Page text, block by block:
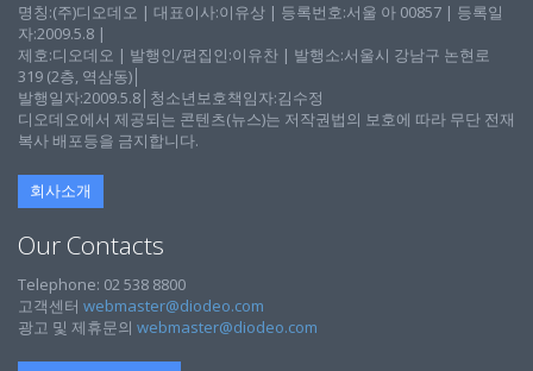
명칭:(주)디오데오 | 대표이사:이유상 | 등록번호:서울 아 00857 | 등록일
자:2009.5.8 |
제호:디오데오 | 발행인/편집인:이유찬 | 발행소:서울시 강남구 논현로
319 (2층, 역삼동)│
발행일자:2009.5.8│청소년보호책임자:김수정
디오데오에서 제공되는 콘텐츠(뉴스)는 저작권법의 보호에 따라 무단 전재
복사 배포등을 금지합니다.
회사소개
Our Contacts
Telephone: 02 538 8800
고객센터 webmaster@diodeo.com
광고 및 제휴문의 webmaster@diodeo.com